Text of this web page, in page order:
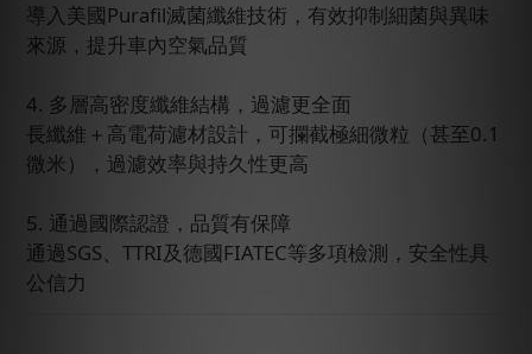
導入美國Purafil滅菌纖維技術，有效抑制細菌與異味
來源，提升車內空氣品質
4. 多層高密度纖維結構，過濾更全面
長纖維＋高電荷濾材設計，可攔截極細微粒（甚至0.1
微米），過濾效率與持久性更高
5. 通過國際認證，品質有保障
通過SGS、TTRI及德國FIATEC等多項檢測，安全性具
公信力